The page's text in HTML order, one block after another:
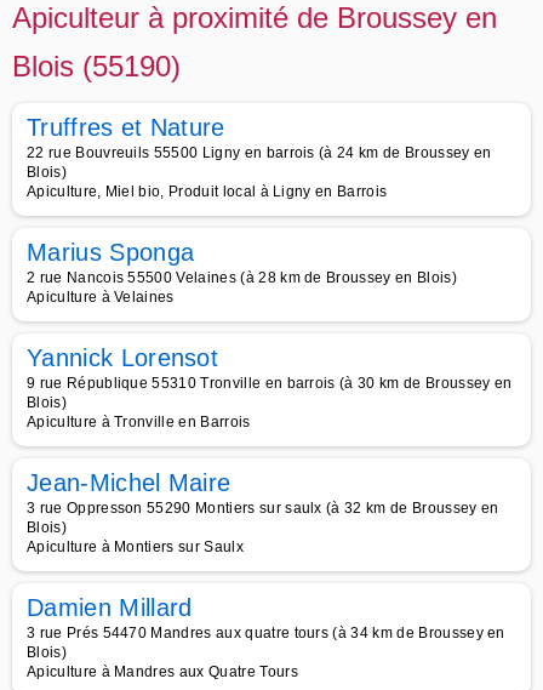
Apiculteur à proximité de Broussey en
Blois (55190)
Truffres et Nature
22 rue Bouvreuils 55500 Ligny en barrois (à 24 km de Broussey en
Blois)
Apiculture, Miel bio, Produit local à Ligny en Barrois
Marius Sponga
2 rue Nancois 55500 Velaines (à 28 km de Broussey en Blois)
Apiculture à Velaines
Yannick Lorensot
9 rue République 55310 Tronville en barrois (à 30 km de Broussey en
Blois)
Apiculture à Tronville en Barrois
Jean-Michel Maire
3 rue Oppresson 55290 Montiers sur saulx (à 32 km de Broussey en
Blois)
Apiculture à Montiers sur Saulx
Damien Millard
3 rue Prés 54470 Mandres aux quatre tours (à 34 km de Broussey en
Blois)
Apiculture à Mandres aux Quatre Tours